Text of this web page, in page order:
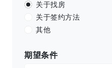
关于找房
关于签约方法
其他
期望条件